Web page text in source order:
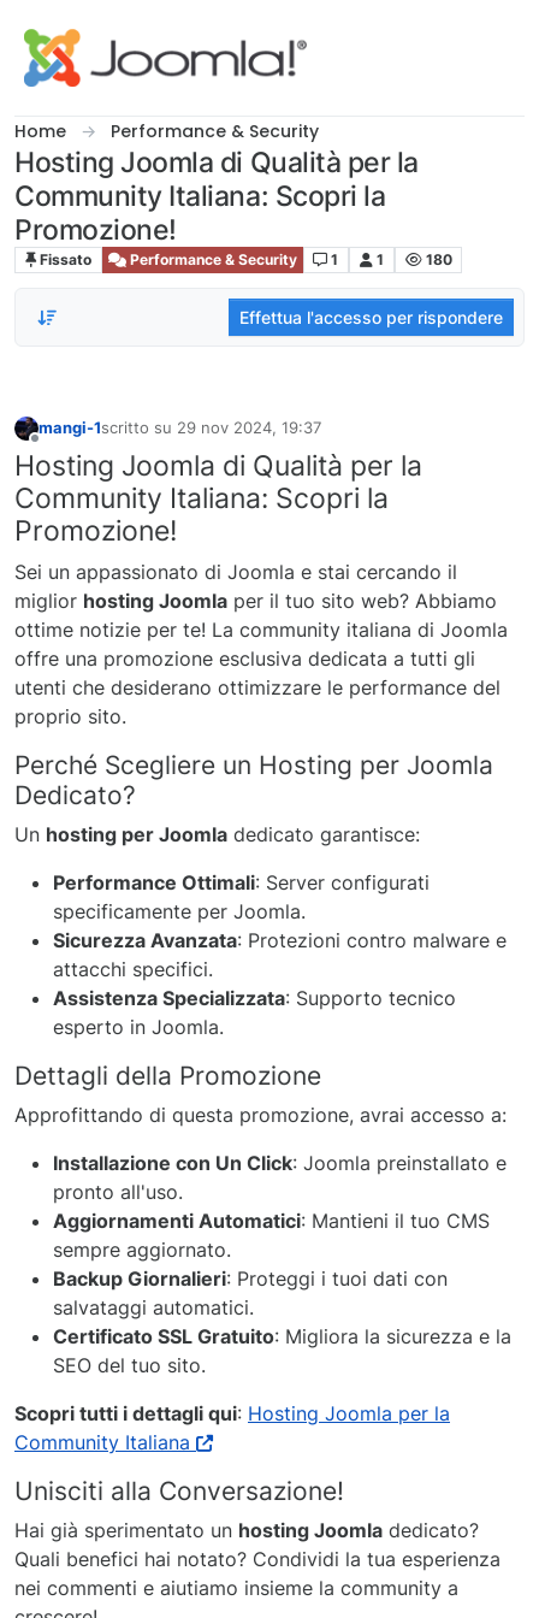
Home Performance & Security
Hosting Joomla di Qualità per la
Community Italiana: Scopri la
Promozione!
Fissato Performance & Security 1 1 180
Effettua l'accesso per rispondere
Non in linea
mangi-1scritto su 29 nov 2024, 19:37
ultima modifica di
Hosting Joomla di Qualità per la
Community Italiana: Scopri la
Promozione!
Sei un appassionato di Joomla e stai cercando il
miglior hosting Joomla per il tuo sito web? Abbiamo
ottime notizie per te! La community italiana di Joomla
offre una promozione esclusiva dedicata a tutti gli
utenti che desiderano ottimizzare le performance del
proprio sito.
Perché Scegliere un Hosting per Joomla
Dedicato?
Un hosting per Joomla dedicato garantisce:
Performance Ottimali: Server configurati
specificamente per Joomla.
Sicurezza Avanzata: Protezioni contro malware e
attacchi specifici.
Assistenza Specializzata: Supporto tecnico
esperto in Joomla.
Dettagli della Promozione
Approfittando di questa promozione, avrai accesso a:
Installazione con Un Click: Joomla preinstallato e
pronto all'uso.
Aggiornamenti Automatici: Mantieni il tuo CMS
sempre aggiornato.
Backup Giornalieri: Proteggi i tuoi dati con
salvataggi automatici.
Certificato SSL Gratuito: Migliora la sicurezza e la
SEO del tuo sito.
Scopri tutti i dettagli qui: Hosting Joomla per la
Community Italiana
Unisciti alla Conversazione!
Hai già sperimentato un hosting Joomla dedicato?
Quali benefici hai notato? Condividi la tua esperienza
nei commenti e aiutiamo insieme la community a